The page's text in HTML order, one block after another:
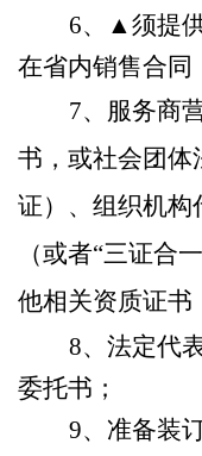
6、▲须提
在省内销售合同
7、服务商
书，或社会团体
证）、组织机构
（或者“三证合一
他相关资质证书
8、法定代
委托书；
9、准备装